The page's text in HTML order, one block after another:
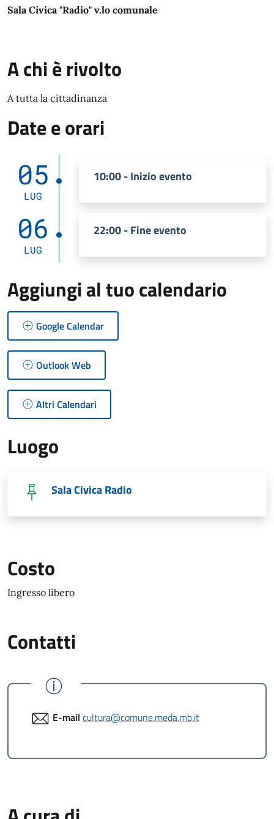
Sala Civica "Radio" v.lo comunale
A chi è rivolto
A tutta la cittadinanza
Date e orari
05
LUG
10:00 - Inizio evento
06
LUG
22:00 - Fine evento
Aggiungi al tuo calendario
Google Calendar
Outlook Web
Altri Calendari
Luogo
Sala Civica Radio
Costo
Ingresso libero
Contatti
E-mail cultura@comune.meda.mb.it